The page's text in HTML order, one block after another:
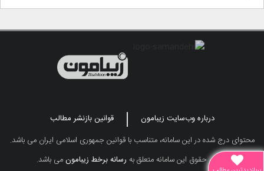
درباره وب‌سایت زیبامون
قوانین بازنشر مطالب
محتوای درج شده در این سامانه، متناسب با قوانین جمهوری اسلامی ایران می باشد.
تمامی حقوق این سامانه متعلق به رسانه برخط زیبامونمی باشد.